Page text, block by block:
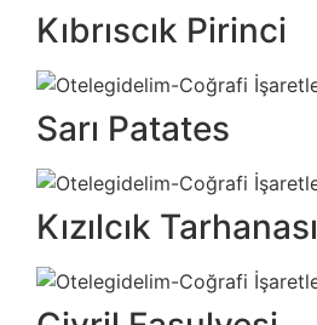
Kıbrıscık Pirinci
Sarı Patates
Kızılcık Tarhanası